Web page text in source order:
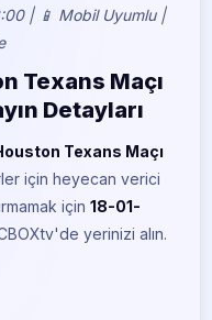
| 📱 Mobil Uyumlu |
Texans Maçı
Detayları
Texans Maçı
için heyecan verici
için 18-01-
yerinizi alın.